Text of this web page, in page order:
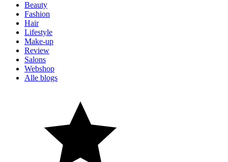
Beauty
Fashion
Hair
Lifestyle
Make-up
Review
Salons
Webshop
Alle blogs